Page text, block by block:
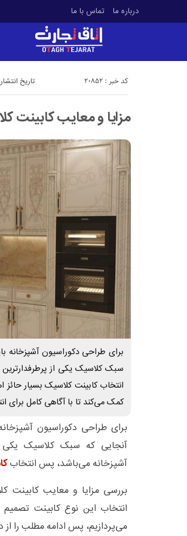
درباره ما تماس با ما
تاریخ انتشار : شنبه 3 کد خبر : 20852
مزایا و معایب کابینت
برای طراحی دکوراسیون آشپزخانه
سبک کلاسیک یکی از
انتخاب کابینت کلاسیک بسیار
کمک می‌کند تا با آگاهی کامل برای
برای طراحی دکوراسیون
آنجایی که سبک کلاسیک یکی
آشپزخانه می‌باشد، پس انتخاب
بررسی مزایا و معایب کابینت
انتخاب این نوع کابینت
می‌پردازیم، پس ادامه مطلب را